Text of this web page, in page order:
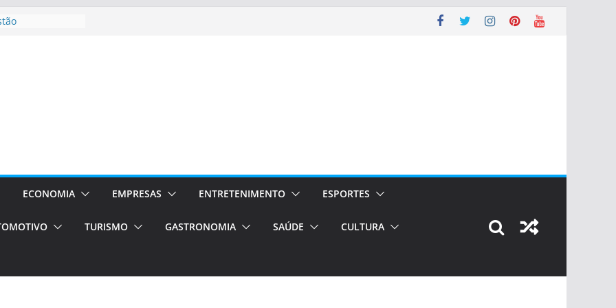
em Porto
de transfer,
de alto padrão
–
o segundo
únicas e
ECONOMIA EMPRESAS ENTRETENIMENTO ESPORTES
TURISMO GASTRONOMIA SAÚDE CULTURA